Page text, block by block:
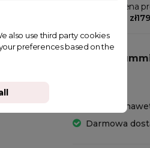
W Clamodi cena
copy of
Wysyłka
Darmowa
also use third party cookies
preferences based on the